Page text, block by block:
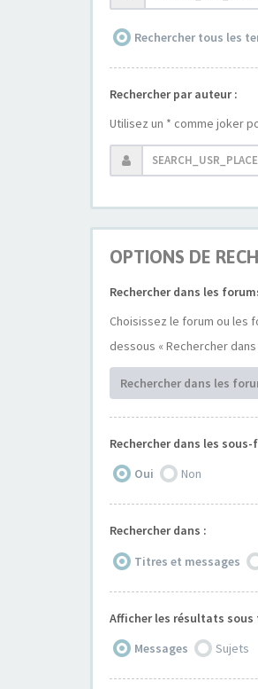
Rechercher tous les
Rechercher par auteur :
Utilisez un * comme joker
OPTIONS DE
Rechercher dans les
Choisissez le forum ou les
dessous « Rechercher
Rechercher dans les
Rechercher dans les
Oui
Non
Rechercher dans :
Titres et messages
Afficher les résultats sous
Messages
Sujets